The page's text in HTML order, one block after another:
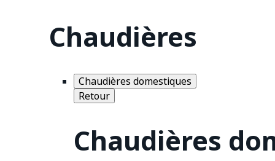
Chaudières
Chaudières domestiques
Retour
Chaudières